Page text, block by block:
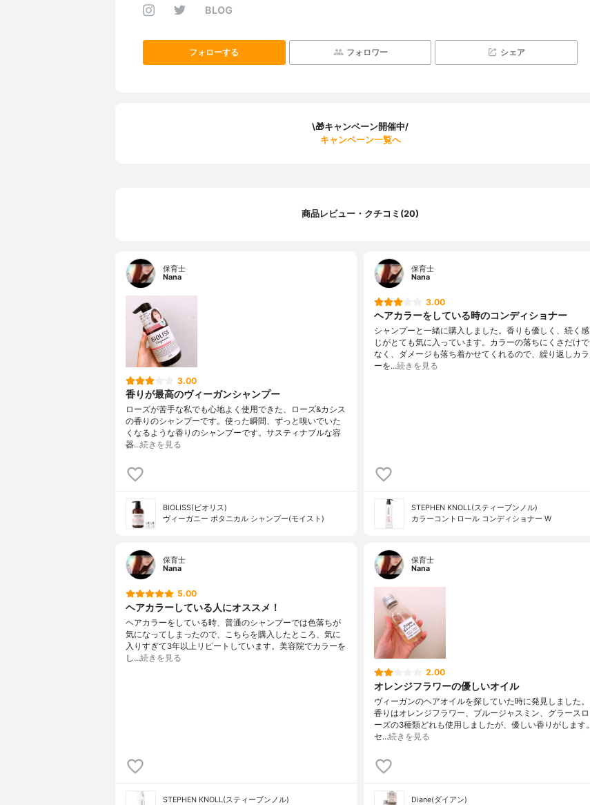
BLOG
フォローする フォロワー シェア
\🎁キャンペーン開催中/
キャンペーン一覧へ
商品レビュー・クチコミ(20)
保育士
Nana
3.00
香りが最高のヴィーガンシャンプー
ローズが苦手な私でも心地よく使用できた、ローズ&カシス
の香りのシャンプーです。使った瞬間、ずっと嗅いでいた
くなるような香りのシャンプーです。サスティナブルな容
器…続きを見る
BIOLISS(ビオリス)
ヴィーガニー ボタニカル シャンプー(モイスト)
保育士
Nana
3.00
ヘアカラーをしている時のコンディショナー
シャンプーと一緒に購入しました。香りも優しく、続く感
じがとても気に入っています。カラーの落ちにくさだけで
なく、ダメージも落ち着かせてくれるので、繰り返しカラ
ーを…続きを見る
STEPHEN KNOLL(スティーブンノル)
カラーコントロール コンディショナー W
保育士
Nana
5.00
ヘアカラーしている人にオススメ！
ヘアカラーをしている時、普通のシャンプーでは色落ちが
気になってしまったので、こちらを購入したところ、気に
入りすぎて3年以上リピートしています。美容院でカラーを
し…続きを見る
STEPHEN KNOLL(スティーブンノル)
保育士
Nana
2.00
オレンジフラワーの優しいオイル
ヴィーガンのヘアオイルを探していた時に発見しました。
香りはオレンジフラワー、ブルージャスミン、グラースロ
ーズの3種類どれも使用しましたが、優しい香りがします。
セ…続きを見る
Diane(ダイアン)